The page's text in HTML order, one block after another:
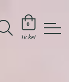
0
Ticket